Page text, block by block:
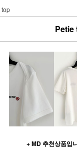
top
Petie
+ MD 추천상품입